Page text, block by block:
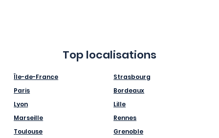
Top localisations
Île-de-France
Paris
Lyon
Marseille
Toulouse
Strasbourg
Bordeaux
Lille
Rennes
Grenoble